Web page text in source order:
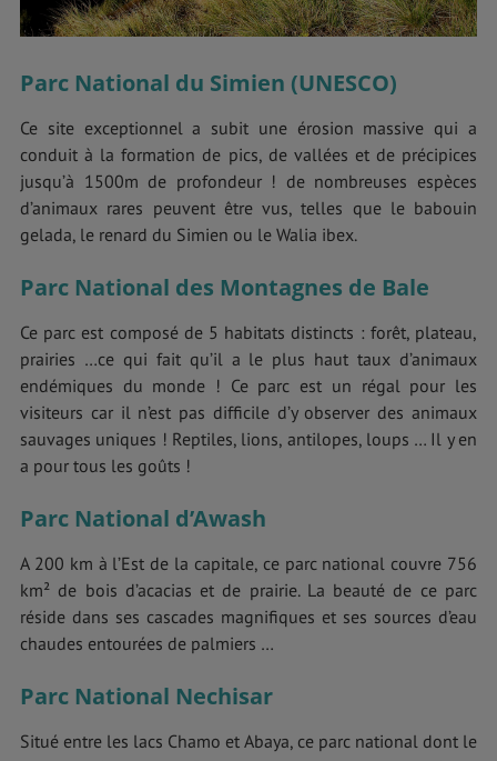
Parc National du Simien (UNESCO)
Ce site exceptionnel a subit une érosion massive qui a
conduit à la formation de pics, de vallées et de précipices
jusqu’à 1500m de profondeur ! de nombreuses espèces
d’animaux rares peuvent être vus, telles que le babouin
gelada, le renard du Simien ou le Walia ibex.
Parc National des Montagnes de Bale
Ce parc est composé de 5 habitats distincts : forêt, plateau,
prairies …ce qui fait qu’il a le plus haut taux d’animaux
endémiques du monde ! Ce parc est un régal pour les
visiteurs car il n’est pas difficile d’y observer des animaux
sauvages uniques ! Reptiles, lions, antilopes, loups … Il y en
a pour tous les goûts !
Parc National d’Awash
A 200 km à l’Est de la capitale, ce parc national couvre 756
km² de bois d’acacias et de prairie. La beauté de ce parc
réside dans ses cascades magnifiques et ses sources d’eau
chaudes entourées de palmiers …
Parc National Nechisar
Situé entre les lacs Chamo et Abaya, ce parc national dont le